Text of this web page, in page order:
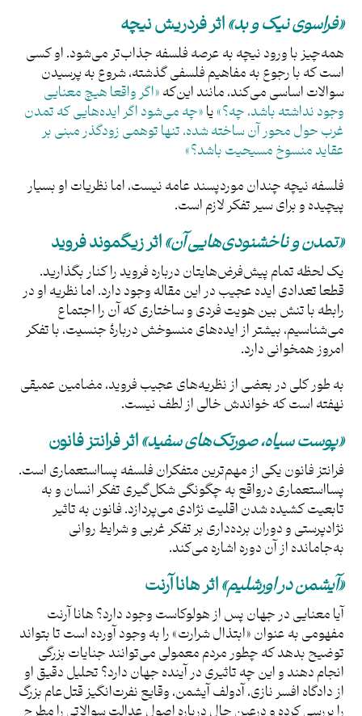
«فراسوی نیک و بد»اثر فردریش نیچه
همه‌چیز با ورود نیچه به عرصه فلسفه جذاب‌تر می‌شود. او کسی
است که با رجوع به مفاهیم فلسفی گذشته، شروع به پرسیدن
سوالات اساسی ‌می‌کند، مانند این‌که«اگر واقعا هیچ معنایی
وجود نداشته باشد، چه؟»یا«چه می‌شود اگر ایده‌هایی که تمدن
غرب حول محور آن ساخته شده، تنها توهمی زودگذر مبنی بر
عقاید منسوخ مسیحیت باشد؟»
فلسفه نیچه چندان موردپسند عامه نیست، اما نظریات او بسیار
پیچیده و برای سیر تفکر لازم است.
«تمدن و ناخشنودی‌هایی آن»اثر زیگموند فروید
یک لحظه تمام پیش‌فرض‌هایتان درباره فروید را کنار بگذارید.
قطعا تعدادی ایده عجیب در این مقاله وجود دارد. اما نظریه او در
رابطه با تنش بین هویت فردی و ساختاری که آن را اجتماع
می‌شناسیم، بیشتر از ایده‌های منسوخش دربارۀ جنسیت، با تفکر
امروز همخوانی دارد.
به‌ طور کلی در بعضی از نظریه‌های عجیب فروید، مضامین عمیقی
نهفته‌ است که خواندش خالی از لطف نیست.
«پوست سیاه، صورتک‌های سفید»اثر فرانتز فانون
فرانتز فانون یکی از مهم‌ترین متفکران فلسفه پسااستعماری است.
پسااستعماری درواقع به چگونگی شکل‌گیری تفکر انسان و به
تابعیت کشیده‌ شدن اقلیت نژادی می‌پردازد. فانون به تاثیر
نژادپرستی و دوران برده‌داری بر تفکر غربی و شرایط روانی
به‌جا‌مانده از آن دوره اشاره می‌کند.
«آیشمن در اورشلیم»اثر هانا آرنت
آیا معنایی در جهان پس از هولوکاست وجود دارد؟ هانا آرنت
مفهومی به عنوان «ابتذال شرارت» را به وجود آورده است تا بتواند
توضیح بدهد که چطور مردم معمولی می‌توانند جنایات بزرگی
انجام دهند و این چه تاثیری در آینده جهان دارد؟ تحلیل دقیق او
از دادگاه افسر نازی، آدولف آیشمن، وقایع نفرت‌انگیز قتل‌عام بزرگ